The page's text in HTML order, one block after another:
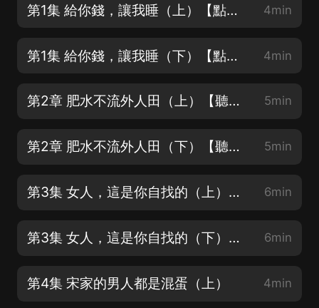
第1集 給你錢，讓我睡（上）【點評點讚月票走一個】 4min
第1集 給你錢，讓我睡（下）【點評點讚月票走一個】 4min
第2章 肥水不流外人田（上）【聽書得紅包！點評點讚月票走一個】 5min
第2章 肥水不流外人田（下）【聽書得紅包，看詳情】 5min
第3集 女人，這是你自找的（上）【聽書得紅包，看詳情】 6min
第3集 女人，這是你自找的（下）【聽書得紅包，看詳情】 6min
第4集 宋家的男人都是混蛋（上） 4min